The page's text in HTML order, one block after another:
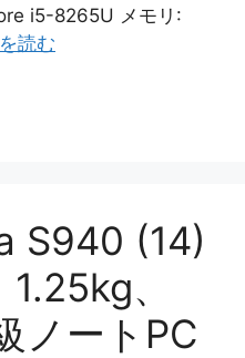
i5-8265U メモリ:
読む
S940 (14)
、
ノートPC